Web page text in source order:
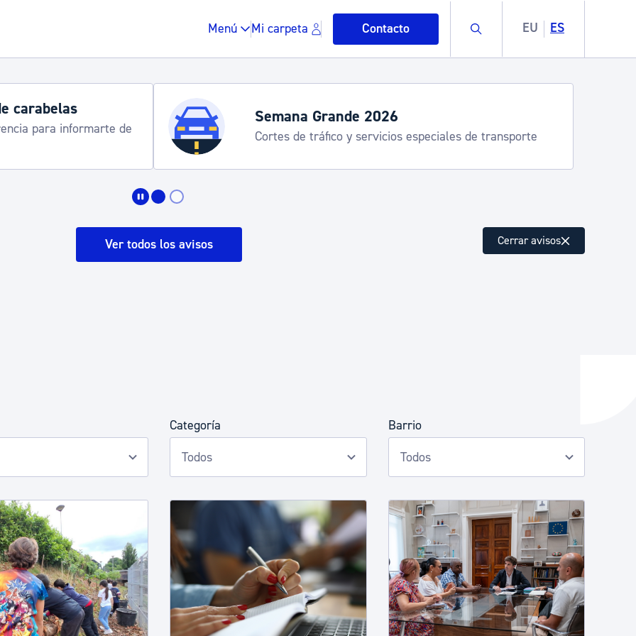
Menú Mi carpeta Contacto Buscar EU ES
Espacio público, residuos y medioambiente
Igualdad, Derechos Humanos y convivencia
Horarios y servicios de verano
Udalinfo, Donostia Kirola, Donostia Kultura, San Telmo,
Urgull, Hondalea, Turismo
Ver todos los avisos Cerrar avisos
Categoría Barrio